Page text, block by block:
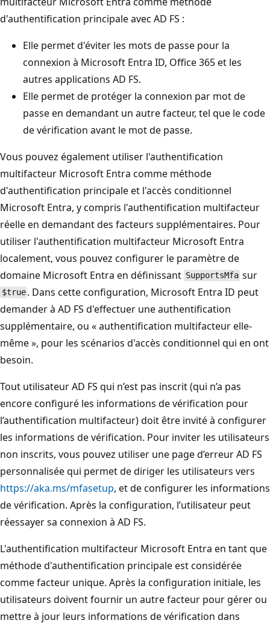
d'authentification principale avec AD FS :
Elle permet d'éviter les mots de passe pour la
connexion à Microsoft Entra ID, Office 365 et les
autres applications AD FS.
Elle permet de protéger la connexion par mot de
passe en demandant un autre facteur, tel que le code
de vérification avant le mot de passe.
Vous pouvez également utiliser l'authentification
multifacteur Microsoft Entra comme méthode
d'authentification principale et l'accès conditionnel
Microsoft Entra, y compris l'authentification multifacteur
réelle en demandant des facteurs supplémentaires. Pour
utiliser l'authentification multifacteur Microsoft Entra
localement, vous pouvez configurer le paramètre de
domaine Microsoft Entra en définissant SupportsMfa sur
$true . Dans cette configuration, Microsoft Entra ID peut
demander à AD FS d'effectuer une authentification
supplémentaire, ou « authentification multifacteur elle-
même », pour les scénarios d'accès conditionnel qui en ont
besoin.
Tout utilisateur AD FS qui n’est pas inscrit (qui n’a pas
encore configuré les informations de vérification pour
l’authentification multifacteur) doit être invité à configurer
les informations de vérification. Pour inviter les utilisateurs
non inscrits, vous pouvez utiliser une page d’erreur AD FS
personnalisée qui permet de diriger les utilisateurs vers
https://aka.ms/mfasetup, et de configurer les informations
de vérification. Après la configuration, l’utilisateur peut
réessayer sa connexion à AD FS.
L'authentification multifacteur Microsoft Entra en tant que
méthode d'authentification principale est considérée
comme facteur unique. Après la configuration initiale, les
utilisateurs doivent fournir un autre facteur pour gérer ou
mettre à jour leurs informations de vérification dans